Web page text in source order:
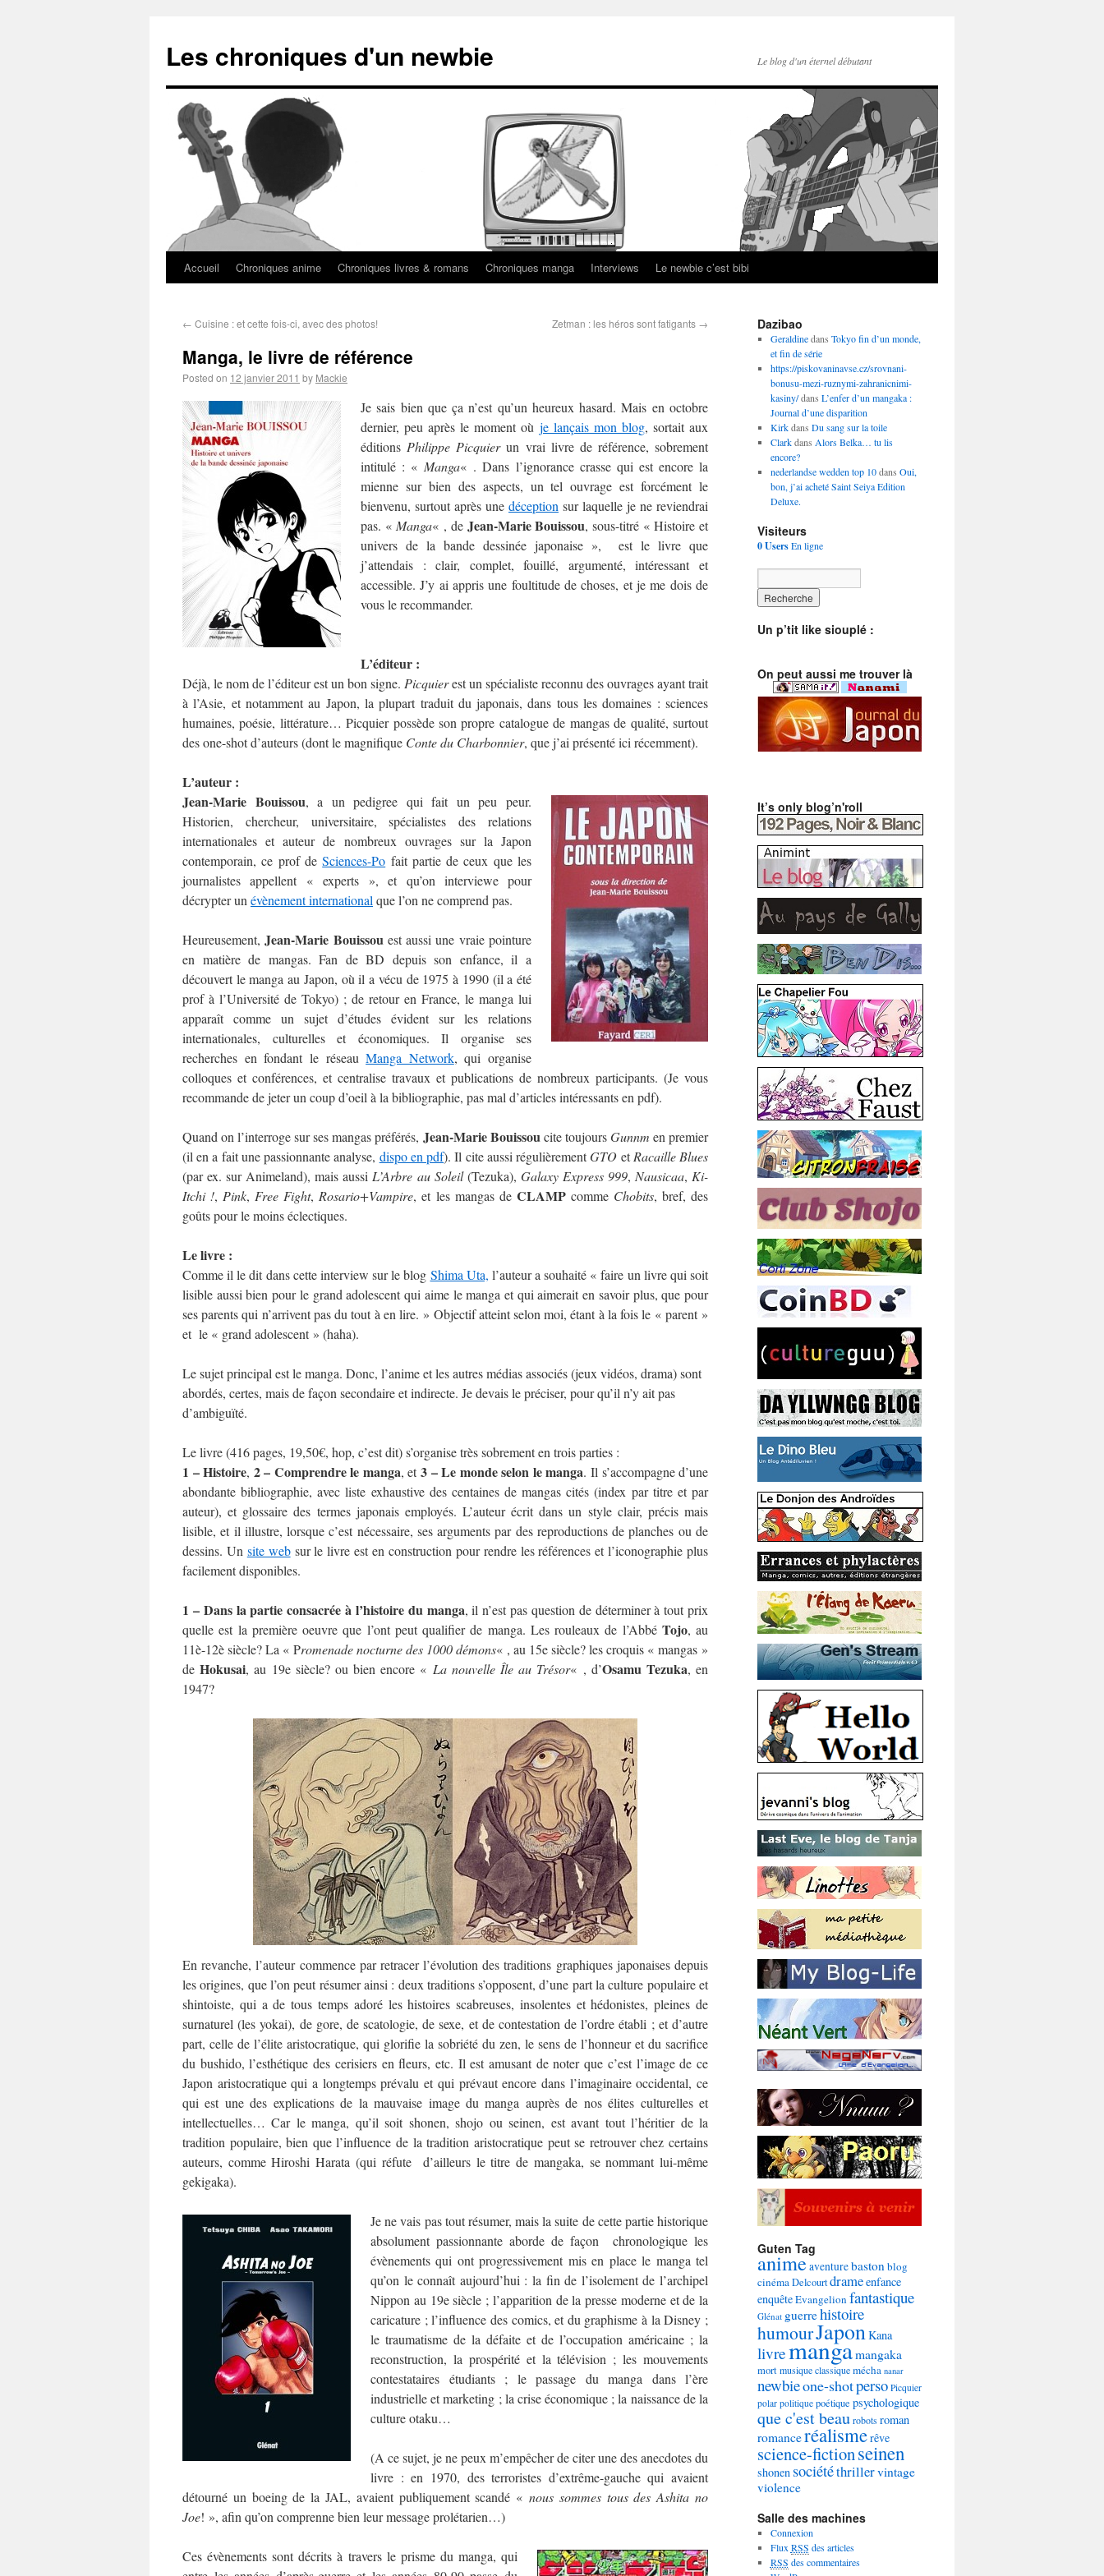
Les chroniques d'un newbie Le blog d'un éternel débutant
Accueil Chroniques anime Chroniques livres & romans Chroniques manga Interviews Le newbie c’est bibi
← Cuisine : et cette fois-ci, avec des photos! Zetman : les héros sont fatigants →
Manga, le livre de référence
Posted on 12 janvier 2011 by Mackie
Je sais bien que ça n’est qu’un heureux hasard. Mais en octobre
dernier, peu après le moment où je lançais mon blog, sortait aux
éditions Philippe Picquierun vrai livre de référence, sobrement
intitulé : « Manga« . Dans l’ignorance crasse qui est encore la
mienne sur bien des aspects, un tel ouvrage est forcément le
bienvenu, surtout après une déception sur laquelle je ne reviendrai
pas. « Manga« , de Jean-Marie Bouissou, sous-titré « Histoire et
univers de la bande dessinée japonaise », est le livre que
j’attendais : clair, complet, fouillé, argumenté, intéressant et
accessible. J’y ai appris une foultitude de choses, et je me dois de
vous le recommander.
L’éditeur :
Déjà, le nom de l’éditeur est un bon signe. Picquierest un spécialiste reconnu des ouvrages ayant trait
à l’Asie, et notamment au Japon, la plupart traduit du japonais, dans tous les domaines : sciences
humaines, poésie, littérature… Picquier possède son propre catalogue de mangas de qualité, surtout
des one-shot d’auteurs (dont le magnifique Conte du Charbonnier, que j’ai présenté ici récemment).
L’auteur :
Jean-Marie Bouissou, a un pedigree qui fait un peu peur.
Historien, chercheur, universitaire, spécialistes des relations
internationales et auteur de nombreux ouvrages sur la Japon
contemporain, ce prof deSciences-Po fait partie de ceux que les
journalistes appellent « experts », et qu’on interviewe pour
décrypter un évènement international que l’on ne comprend pas.
Heureusement,Jean-Marie Bouissou est aussi une vraie pointure
en matière de mangas. Fan de BD depuis son enfance, il a
découvert le manga au Japon, où il a vécu de 1975 à 1990 (il a été
prof à l’Université de Tokyo) ; de retour en France, le manga lui
apparaît comme un sujet d’études évident sur les relations
internationales, culturelles et économiques. Il organise ses
recherches en fondant le réseauManga Network, qui organise
colloques et conférences, et centralise travaux et publications de nombreux participants. (Je vous
recommande de jeter un coup d’oeil à la bibliographie, pas mal d’articles intéressants en pdf).
Quand on l’interroge sur ses mangas préférés, Jean-Marie Bouissou cite toujoursGunnm en premier
(il en a fait une passionnante analyse, dispo en pdf). Il cite aussi régulièrementGTO etRacaille Blues
(par ex. sur Animeland), mais aussi L’Arbre au Soleil(Tezuka), Galaxy Express 999, Nausicaa, Ki-
Itchi !, Pink, Free Fight, Rosario+Vampire, et les mangas de CLAMPcomme Chobits, bref, des
goûts pour le moins éclectiques.
Le livre :
Comme il le dit dans cette interview sur le blog Shima Uta, l’auteur a souhaité « faire un livre qui soit
lisible aussi bien pour le grand adolescent qui aime le manga et qui aimerait en savoir plus, que pour
ses parents qui n’arrivent pas du tout à en lire. » Objectif atteint selon moi, étant à la fois le « parent »
et le « grand adolescent » (haha).
Le sujet principal est le manga. Donc, l’anime et les autres médias associés (jeux vidéos, drama) sont
abordés, certes, mais de façon secondaire et indirecte. Je devais le préciser, pour qu’il n’y ait pas
d’ambiguïté.
Le livre (416 pages, 19,50€, hop, c’est dit) s’organise très sobrement en trois parties :
1 – Histoire, 2 – Comprendre le manga, et3 – Le monde selon le manga. Il s’accompagne d’une
abondante bibliographie, avec liste exhaustive des centaines de mangas cités (index par titre et par
auteur), et glossaire des termes japonais employés. L’auteur écrit dans un style clair, précis mais
lisible, et il illustre, lorsque c’est nécessaire, ses arguments par des reproductions de planches ou de
dessins. Un site websur le livre est en construction pour rendre les références et l’iconographie plus
facilement disponibles.
1 – Dans la partie consacrée à l’histoire du manga, il n’est pas question de déterminer à tout prix
quelle est la première oeuvre que l’ont peut qualifier de manga. Les rouleaux de l’Abbé Tojo, au
11è-12è siècle? La « Promenade nocturne des 1000 démons« , au 15e siècle? les croquis « mangas »
deHokusai, au 19e siècle? ou bien encore « La nouvelle Île au Trésor« , d’Osamu Tezuka, en
1947?
En revanche, l’auteur commence par retracer l’évolution des traditions graphiques japonaises depuis
les origines, que l’on peut résumer ainsi : deux traditions s’opposent, d’une part la culture populaire et
shintoiste, qui a de tous temps adoré les histoires scabreuses, insolentes et hédonistes, pleines de
surnaturel (les yokai), de gore, de scatologie, de sexe, et de contestation de l’ordre établi ; et d’autre
part, celle de l’élite aristocratique, qui glorifie la sobriété du zen, le sens de l’honneur et du sacrifice
du bushido, l’esthétique des cerisiers en fleurs, etc. Il est amusant de noter que c’est l’image de ce
Japon aristocratique qui a longtemps prévalu et qui prévaut encore dans l’imaginaire occidental, ce
qui est une des explications de la mauvaise image du manga auprès de nos élites culturelles et
intellectuelles… Car le manga, qu’il soit shonen, shojo ou seinen, est avant tout l’héritier de la
tradition populaire, bien que l’influence de la tradition aristocratique peut se retrouver chez certains
auteurs, comme Hiroshi Harata (qui réfute d’ailleurs le titre de mangaka, se nommant lui-même
gekigaka).
Je ne vais pas tout résumer, mais la suite de cette partie historique
absolument passionnante aborde de façon chronologique les
évènements qui ont progressivement mis en place le manga tel
qu’on le connaît aujourd’hui : la fin de l’isolement de l’archipel
Nippon au 19e siècle ; l’apparition de la presse moderne et de la
caricature ; l’influence des comics, et du graphisme à la Disney ;
le traumatisme de la défaite et de l’occupation américaine ; la
reconstruction, la prospérité et la télévision ; les mouvements
contestataires étudiants ; le passage du manga dans l’ère
industrielle et marketing ; la crise économique ; la naissance de la
culture otaku…
(A ce sujet, je ne peux m’empêcher de citer une des anecdotes du
livre : en 1970, des terroristes d’extrême-gauche qui avaient
détourné un boeing de la JAL, avaient publiquement scandé « nous sommes tous des Ashita no
Joe! », afin qu’on comprenne bien leur message prolétarien…)
Ces évènements sont décrits à travers le prisme du manga, qui
Dazibao
Geraldinedans Tokyo fin d’un monde,
et fin de série
https://piskovaninavse.cz/srovnani-
bonusu-mezi-ruznymi-zahranicnimi-
kasiny/dans L’enfer d’un mangaka :
Journal d’une disparition
Kirkdans Du sang sur la toile
Clarkdans Alors Belka… tu lis
encore?
nederlandse wedden top 10dans Oui,
bon, j’ai acheté Saint Seiya Edition
Deluxe.
Visiteurs
0 UsersEn ligne
Un p’tit like siouplé :
On peut aussi me trouver là
It’s only blog’n'roll
Guten Tag
animeaventurebaston blog
cinémaDelcourtdrameenfance
enquêteEvangelion fantastique
Glénat guerrehistoire
humourJapon Kana
livremangamangaka
mortmusique classiquemécha nanar
newbieone-shotperso Picquier
polar politique poétique psychologique
que c'est beaurobotsroman
romanceréalismerêve
science-fictionseinen
shonen sociététhrillervintage
violence
Salle des machines
Connexion
Flux RSS des articles
RSS des commentaires